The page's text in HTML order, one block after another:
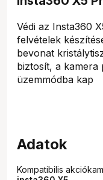
Védi az Insta360
felvételek
bevonat
biztosít, a kamera
üzemmódba kap
Adatok
Kompatibilis